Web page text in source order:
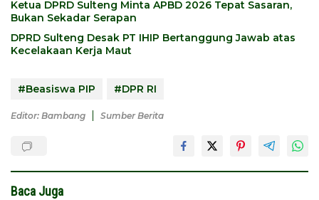
Ketua DPRD Sulteng Minta APBD 2026 Tepat Sasaran,
Bukan Sekadar Serapan
DPRD Sulteng Desak PT IHIP Bertanggung Jawab atas
Kecelakaan Kerja Maut
#Beasiswa PIP #DPR RI
Editor: Bambang Sumber Berita
Baca Juga